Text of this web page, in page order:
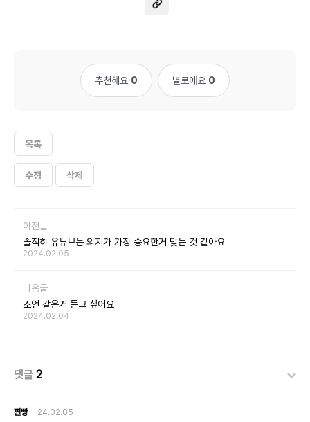
추천해요 0 별로에요 0
목록
수정 삭제
이전글
솔직히 유튜브는 의지가 가장 중요한거 맞는 것 같아요
2024.02.05
다음글
조언 같은거 듣고 싶어요
2024.02.04
댓글 2
찐빵 24.02.05